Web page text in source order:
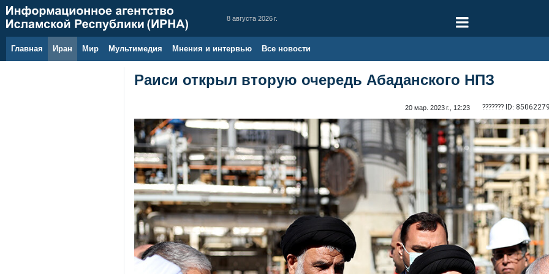
8 августа 2026 г.
Главная Иран Мир Мультимедия Мнения и интервью Все новости
Раиси открыл вторую очередь Абаданского НПЗ
20 мар. 2023 г., 12:23 ??????? ID: